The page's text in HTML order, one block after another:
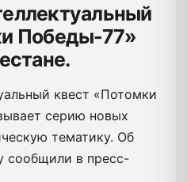
Победы-77»
квест «Потомки
серию новых
тематику. Об
сообщили в пресс-